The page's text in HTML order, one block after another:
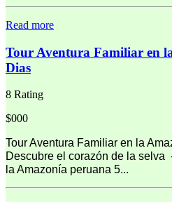
Read more
Tour Aventura Familiar en
Dias
8 Rating
$000
Tour Aventura Familiar en la
Descubre el corazón de la selva
la Amazonía peruana 5...